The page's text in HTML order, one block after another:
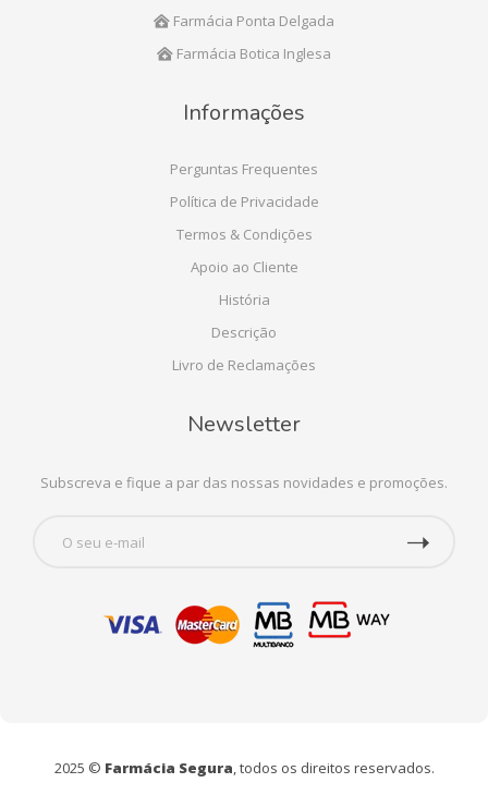
Farmácia Ponta Delgada
Farmácia Botica Inglesa
Informações
Perguntas Frequentes
Política de Privacidade
Termos & Condições
Apoio ao Cliente
História
Descrição
Livro de Reclamações
Newsletter
Subscreva e fique a par das nossas novidades e promoções.
2025 © Farmácia Segura, todos os direitos reservados.